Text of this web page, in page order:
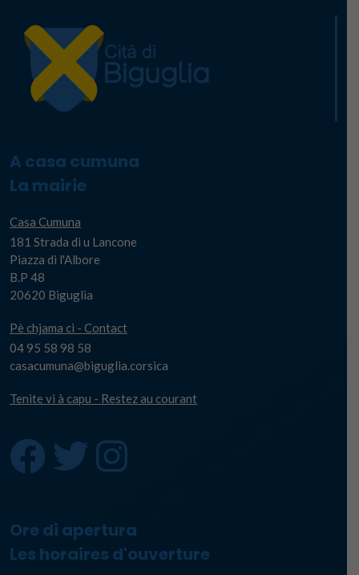
A casa cumuna
La mairie
Casa Cumuna
181 Strada di u Lancone
Piazza di l'Albore
B.P 48
20620 Biguglia
Pè chjama ci - Contact
04 95 58 98 58
casacumuna@biguglia.corsica
Tenite vi à capu - Restez au courant
Ore di apertura
Les horaires d'ouverture